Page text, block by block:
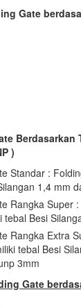
Gate
Berdasarkan
)
Standar :
1,4 mm
Rangka Super
tebal Besi
Rangka Extra
tebal Besi
3mm
Gate